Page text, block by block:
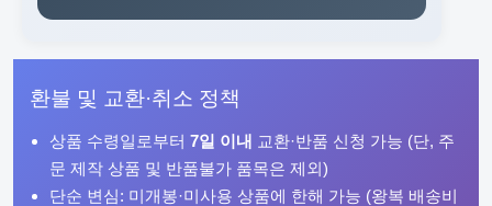
환불 및 교환·취소 정책
상품 수령일로부터 7일 이내 교환·반품 신청 가능 (단, 주
문 제작 상품 및 반품불가 품목은 제외)
단순 변심: 미개봉·미사용 상품에 한해 가능 (왕복 배송비